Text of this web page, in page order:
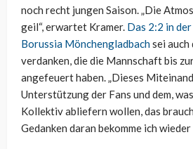
noch recht jungen Saison. „Die
geil“, erwartet Kramer. Das 2:2 in
Borussia Mönchengladbachsei auch
verdanken, die die Mannschaft bis
angefeuert haben. „Dieses
Unterstützung der Fans und dem,
Kollektiv abliefern wollen, das
Gedanken daran bekomme ich wieder